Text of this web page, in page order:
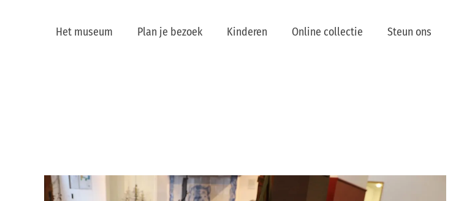
Het museum Plan je bezoek Kinderen Online collectie Steun ons